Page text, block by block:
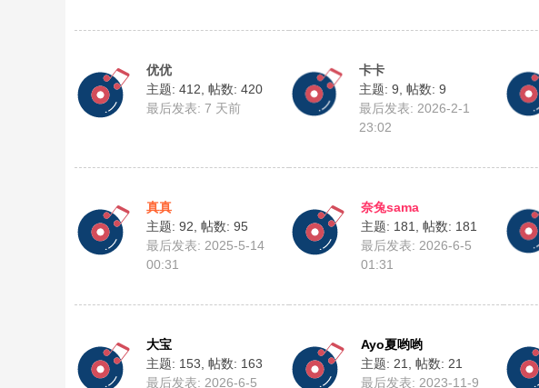
优优
主题: 412 帖数: 420
最后发表: 7 天前
卡卡
主题: 9 帖数: 9
最后发表: 2026-2-1
23:02
真真
主题: 92 帖数: 95
最后发表: 2025-5-14
00:31
奈兔sama
主题: 181
帖数: 181
最后发表: 2026-6-5
01:31
大宝
主题: 153 帖数: 163
最后发表: 2026-6-5
Ayo夏哟哟
主题: 21
帖数: 21
最后发表: 2023-11-9